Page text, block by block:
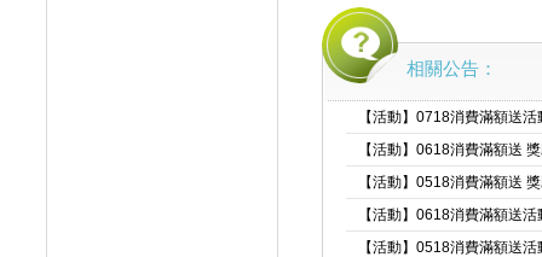
相關公告：
【活動】0718消費滿額送
【活動】0618消費滿額送
【活動】0518消費滿額送
【活動】0618消費滿額送
【活動】0518消費滿額送